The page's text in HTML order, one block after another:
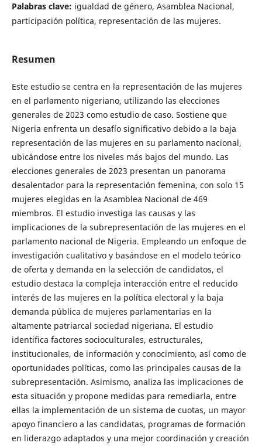
Palabras clave: igualdad de género, Asamblea Nacional,
participación política, representación de las mujeres.
Resumen
Este estudio se centra en la representación de las mujeres
en el parlamento nigeriano, utilizando las elecciones
generales de 2023 como estudio de caso. Sostiene que
Nigeria enfrenta un desafío significativo debido a la baja
representación de las mujeres en su parlamento nacional,
ubicándose entre los niveles más bajos del mundo. Las
elecciones generales de 2023 presentan un panorama
desalentador para la representación femenina, con solo 15
mujeres elegidas en la Asamblea Nacional de 469
miembros. El estudio investiga las causas y las
implicaciones de la subrepresentación de las mujeres en el
parlamento nacional de Nigeria. Empleando un enfoque de
investigación cualitativo y basándose en el modelo teórico
de oferta y demanda en la selección de candidatos, el
estudio destaca la compleja interacción entre el reducido
interés de las mujeres en la política electoral y la baja
demanda pública de mujeres parlamentarias en la
altamente patriarcal sociedad nigeriana. El estudio
identifica factores socioculturales, estructurales,
institucionales, de información y conocimiento, así como de
oportunidades políticas, como las principales causas de la
subrepresentación. Asimismo, analiza las implicaciones de
esta situación y propone medidas para remediarla, entre
ellas la implementación de un sistema de cuotas, un mayor
apoyo financiero a las candidatas, programas de formación
en liderazgo adaptados y una mejor coordinación y creación